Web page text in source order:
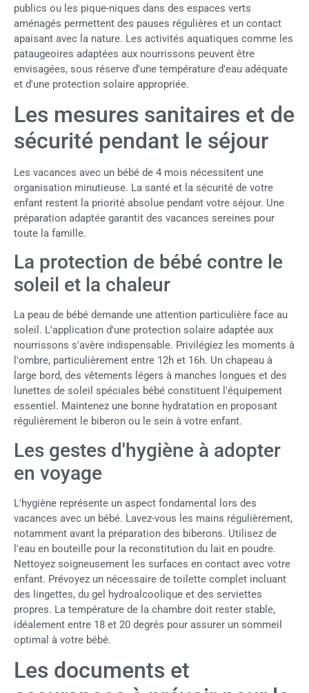
publics ou les pique-niques dans des espaces verts
aménagés permettent des pauses régulières et un contact
apaisant avec la nature. Les activités aquatiques comme les
pataugeoires adaptées aux nourrissons peuvent être
envisagées, sous réserve d'une température d'eau adéquate
et d'une protection solaire appropriée.
Les mesures sanitaires et de
sécurité pendant le séjour
Les vacances avec un bébé de 4 mois nécessitent une
organisation minutieuse. La santé et la sécurité de votre
enfant restent la priorité absolue pendant votre séjour. Une
préparation adaptée garantit des vacances sereines pour
toute la famille.
La protection de bébé contre le
soleil et la chaleur
La peau de bébé demande une attention particulière face au
soleil. L'application d'une protection solaire adaptée aux
nourrissons s'avère indispensable. Privilégiez les moments à
l'ombre, particulièrement entre 12h et 16h. Un chapeau à
large bord, des vêtements légers à manches longues et des
lunettes de soleil spéciales bébé constituent l'équipement
essentiel. Maintenez une bonne hydratation en proposant
régulièrement le biberon ou le sein à votre enfant.
Les gestes d'hygiène à adopter
en voyage
L'hygiène représente un aspect fondamental lors des
vacances avec un bébé. Lavez-vous les mains régulièrement,
notamment avant la préparation des biberons. Utilisez de
l'eau en bouteille pour la reconstitution du lait en poudre.
Nettoyez soigneusement les surfaces en contact avec votre
enfant. Prévoyez un nécessaire de toilette complet incluant
des lingettes, du gel hydroalcoolique et des serviettes
propres. La température de la chambre doit rester stable,
idéalement entre 18 et 20 degrés pour assurer un sommeil
optimal à votre bébé.
Les documents et